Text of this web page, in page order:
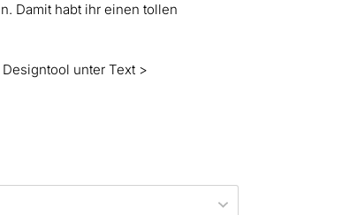
Damit habt ihr einen tollen
unter Text >